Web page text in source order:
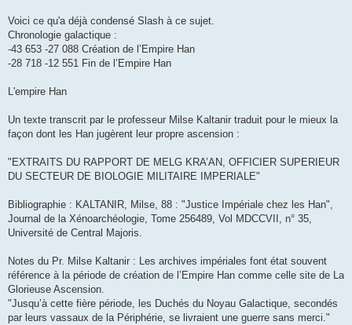
Voici ce qu'a déjà condensé Slash à ce sujet.
Chronologie galactique :
-43 653 -27 088 Création de l’Empire Han
-28 718 -12 551 Fin de l’Empire Han
L'empire Han
Un texte transcrit par le professeur Milse Kaltanir traduit pour le mieux la
façon dont les Han jugèrent leur propre ascension :
"EXTRAITS DU RAPPORT DE MELG KRA’AN, OFFICIER SUPERIEUR
DU SECTEUR DE BIOLOGIE MILITAIRE IMPERIALE"
Bibliographie : KALTANIR, Milse, 88 : "Justice Impériale chez les Han",
Journal de la Xénoarchéologie, Tome 256489, Vol MDCCVII, n° 35,
Université de Central Majoris.
Notes du Pr. Milse Kaltanir : Les archives impériales font état souvent
référence à la période de création de l’Empire Han comme celle site de La
Glorieuse Ascension.
"Jusqu’à cette fière période, les Duchés du Noyau Galactique, secondés
par leurs vassaux de la Périphérie, se livraient une guerre sans merci."